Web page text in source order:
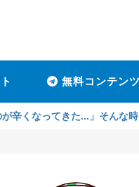
無料コンテン
...」そんな時は、無料のも